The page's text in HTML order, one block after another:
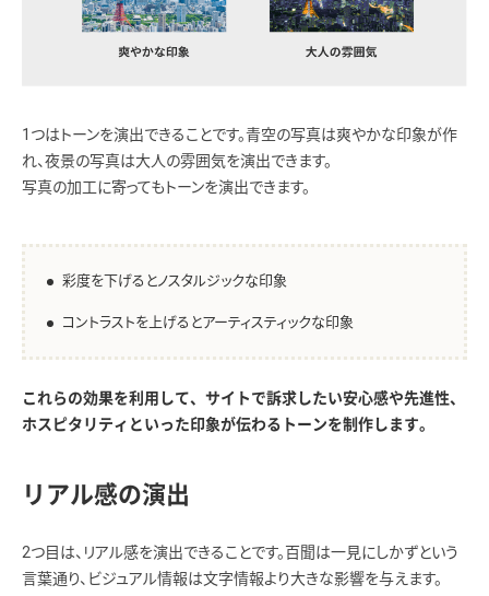
1つはトーンを演出できることです。青空の写真は爽やかな印象が作
れ、夜景の写真は大人の雰囲気を演出できます。
写真の加工に寄ってもトーンを演出できます。
彩度を下げるとノスタルジックな印象
コントラストを上げるとアーティスティックな印象
これらの効果を利用して、サイトで訴求したい安心感や先進性、
ホスピタリティといった印象が伝わるトーンを制作します。
リアル感の演出
2つ目は、リアル感を演出できることです。百聞は一見にしかずという
言葉通り、ビジュアル情報は文字情報より大きな影響を与えます。